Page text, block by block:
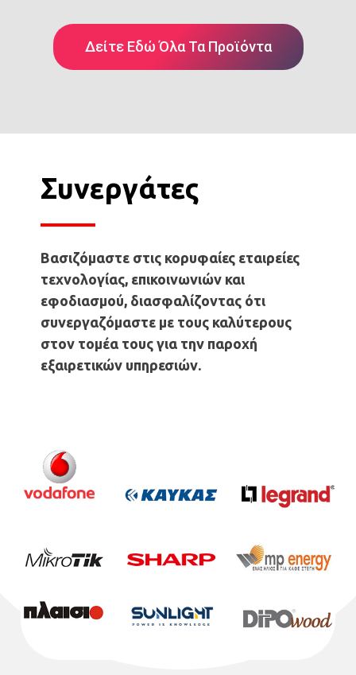
Δείτε Εδώ Όλα Τα Προϊόντα
Συνεργάτες
Βασιζόμαστε στις κορυφαίες εταιρείες
τεχνολογίας, επικοινωνιών και
εφοδιασμού, διασφαλίζοντας ότι
συνεργαζόμαστε με τους καλύτερους
στον τομέα τους για την παροχή
εξαιρετικών υπηρεσιών.